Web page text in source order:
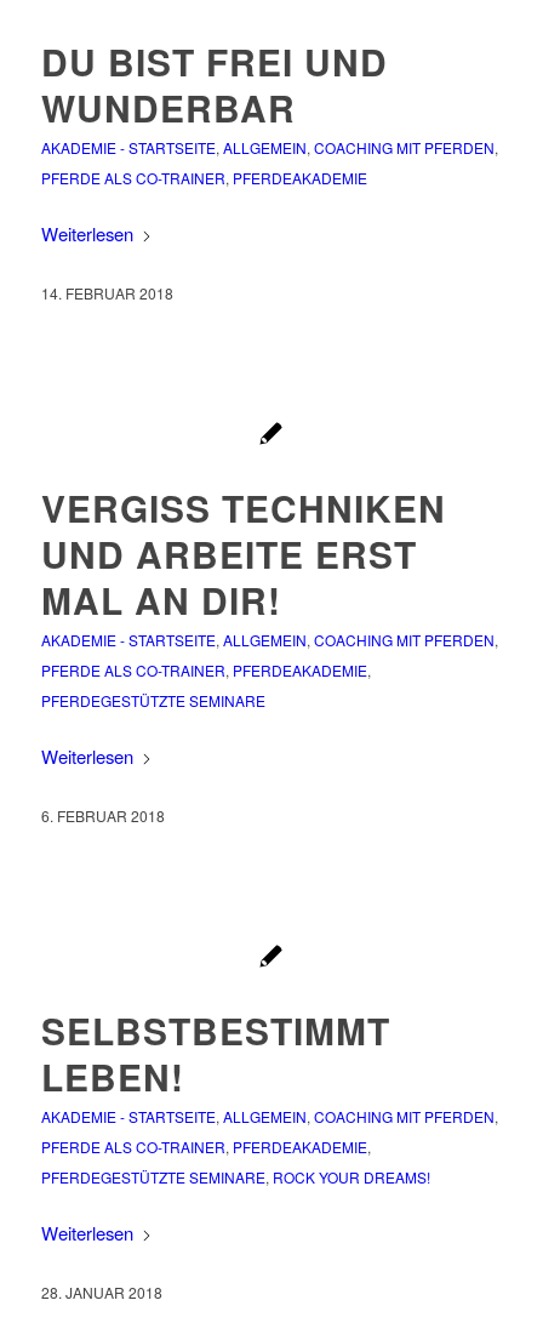
DU BIST FREI UND
WUNDERBAR
AKADEMIE - STARTSEITE, ALLGEMEIN, COACHING MIT PFERDEN,
PFERDE ALS CO-TRAINER, PFERDEAKADEMIE
Weiterlesen
14. FEBRUAR 2018
VERGISS TECHNIKEN
UND ARBEITE ERST
MAL AN DIR!
AKADEMIE - STARTSEITE, ALLGEMEIN, COACHING MIT PFERDEN,
PFERDE ALS CO-TRAINER, PFERDEAKADEMIE,
PFERDEGESTÜTZTE SEMINARE
Weiterlesen
6. FEBRUAR 2018
SELBSTBESTIMMT
LEBEN!
AKADEMIE - STARTSEITE, ALLGEMEIN, COACHING MIT PFERDEN,
PFERDE ALS CO-TRAINER, PFERDEAKADEMIE,
PFERDEGESTÜTZTE SEMINARE, ROCK YOUR DREAMS!
Weiterlesen
28. JANUAR 2018